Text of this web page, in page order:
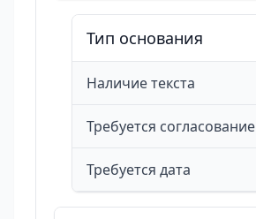
Тип основания
Наличие текста
Требуется согласование
Требуется дата